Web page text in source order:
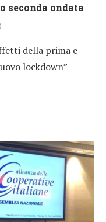
seconda ondata
della prima e
lockdown”